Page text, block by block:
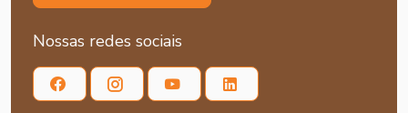
Nossas redes sociais